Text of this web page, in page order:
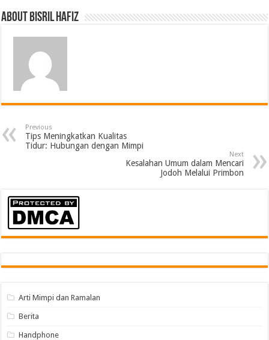
About Bisril Hafiz
Previous
Tips Meningkatkan Kualitas
Tidur: Hubungan dengan Mimpi
Next
Kesalahan Umum dalam Mencari
Jodoh Melalui Primbon
Arti Mimpi dan Ramalan
Berita
Handphone